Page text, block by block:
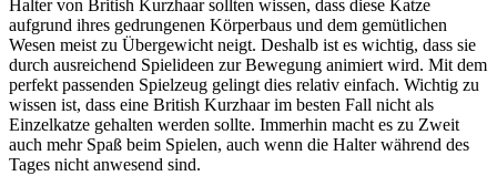
Halter von British Kurzhaar sollten wissen, dass diese Katze
aufgrund ihres gedrungenen Körperbaus und dem gemütlichen
Wesen meist zu Übergewicht neigt. Deshalb ist es wichtig, dass sie
durch ausreichend Spielideen zur Bewegung animiert wird. Mit dem
perfekt passenden Spielzeug gelingt dies relativ einfach. Wichtig zu
wissen ist, dass eine British Kurzhaar im besten Fall nicht als
Einzelkatze gehalten werden sollte. Immerhin macht es zu Zweit
auch mehr Spaß beim Spielen, auch wenn die Halter während des
Tages nicht anwesend sind.